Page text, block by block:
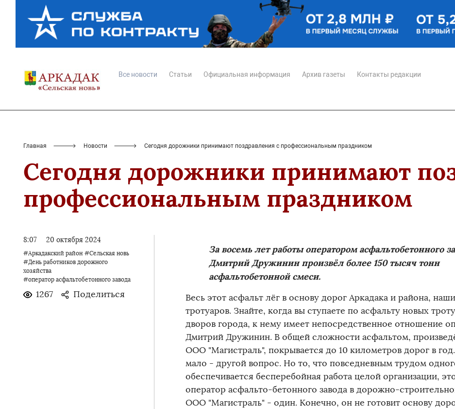
Все новости Статьи Официальная информация Архив газеты Контакты редакции
Главная Новости Сегодня дорожники принимают поздравления с профессиональным праздником
Сегодня дорожники принимают
профессиональным праздником
8:07 20 октября 2024
#Аркадакский район #Сельская новь
#День работников дорожного
хозяйства
#оператор асфальтобетонного завода
1267 Поделиться
За восемь лет работы оператором асфальтобетонного
Дмитрий Дружинин произвёл более 150 тысяч тонн
асфальтобетонной смеси.
Весь этот асфальт лёг в основу дорог Аркадака и района,
тротуаров. Знайте, когда вы ступаете по асфальту новых
дворов города, к нему имеет непосредственное отношение
Дмитрий Дружинин. В общей сложности асфальтом,
ООО "Магистраль", покрывается до 10 километров дорог в
мало - другой вопрос. Но то, что повседневным трудом
обеспечивается бесперебойная работа целой организации,
оператор асфальто-бетонного завода в дорожно-
ООО "Магистраль" - один. Конечно, он не готовит основу